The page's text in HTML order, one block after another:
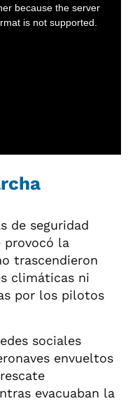
de seguridad
provocó la
trascendieron
climáticas ni
por los pilotos
sociales
envueltos
evacuaban la